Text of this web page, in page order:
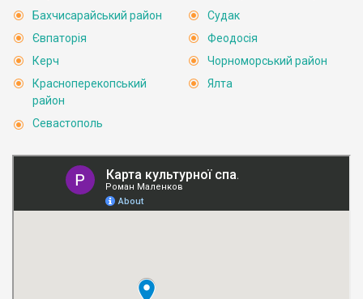
Бахчисарайський район
Євпаторія
Керч
Красноперекопський
район
Севастополь
Судак
Феодосія
Чорноморський район
Ялта